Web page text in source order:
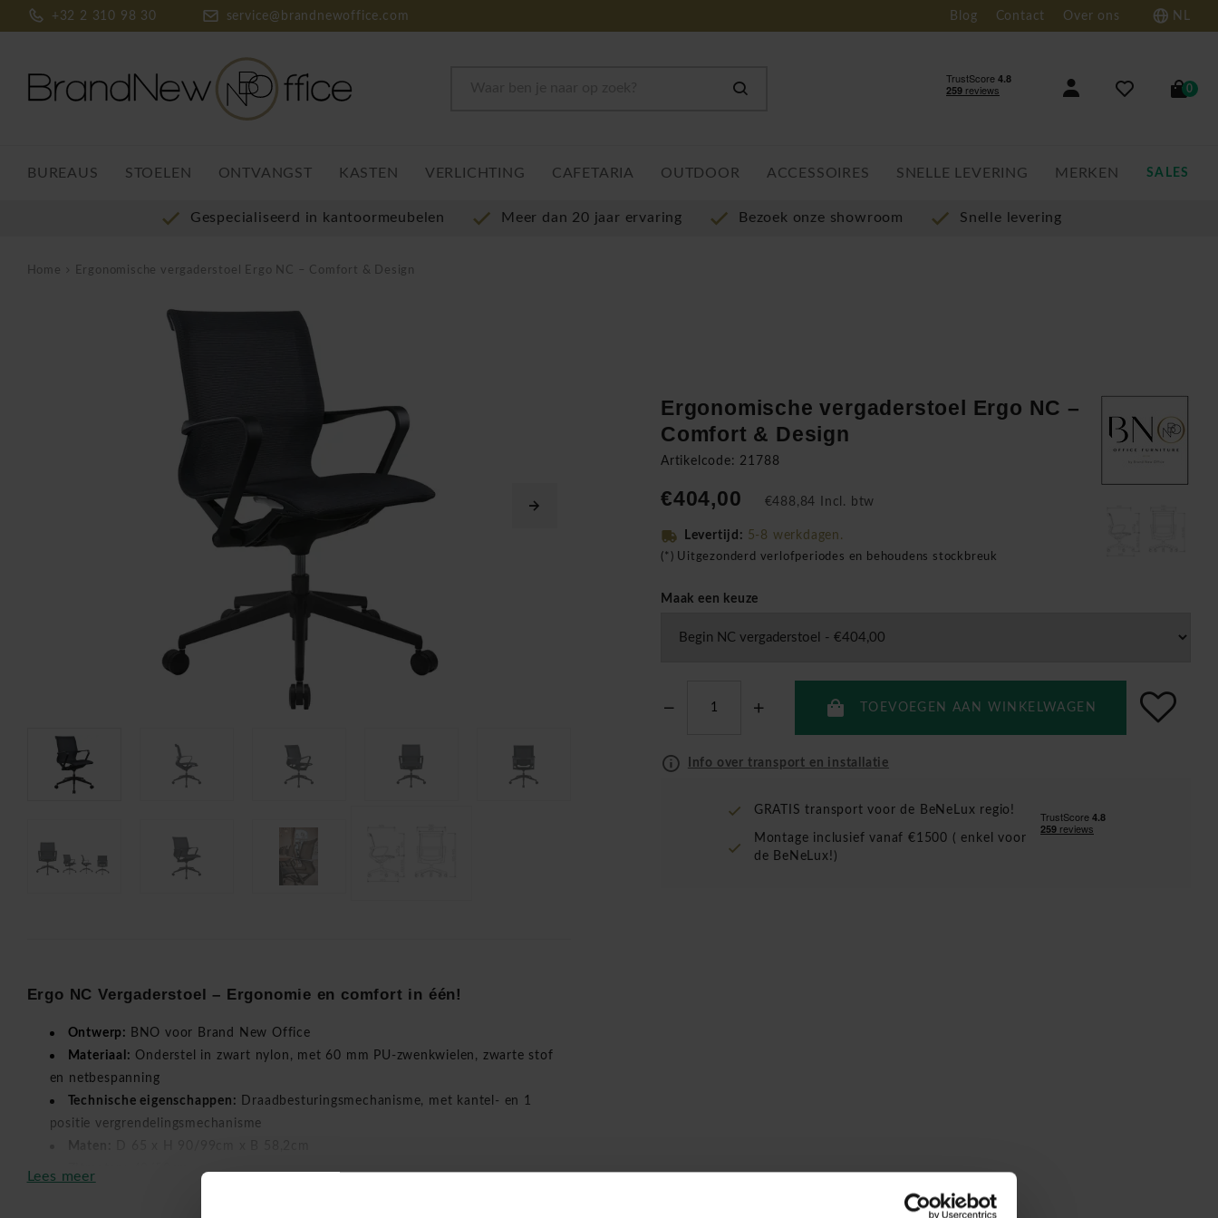
+32 2 310 98 30 service@brandnewoffice.com Blog Contact Over ons NL
0
BUREAUS STOELEN ONTVANGST KASTEN VERLICHTING CAFETARIA OUTDOOR ACCESSOIRES SNELLE LEVERING MERKEN SALES
Gespecialiseerd in kantoormeubelen Meer dan 20 jaar ervaring Bezoek onze showroom Snelle levering
Home Ergonomische vergaderstoel Ergo NC – Comfort & Design
Ergo NC Vergaderstoel – Ergonomie en comfort in één!
Ontwerp:
BNO voor Brand New Office
Materiaal: Onderstel in zwart nylon, met 60 mm PU-zwenkwielen, zwarte stof
en netbespanning
Technische eigenschappen:
Draadbesturingsmechanisme, met kantel- en 1
positie vergrendelingsmechanisme
Lees meer
Ergonomische vergaderstoel Ergo NC –
Comfort & Design
Artikelcode: 21788
€404,00 €488,84 Incl. btw
Levertijd: 5-8 werkdagen.
(*) Uitgezonderd verlofperiodes en behoudens stockbreuk
Maak een keuze
TOEVOEGEN AAN WINKELWAGEN
Info over transport en installatie
GRATIS transport voor de BeNeLux regio!
Montage inclusief vanaf €1500 ( enkel voor
de BeNeLux!)